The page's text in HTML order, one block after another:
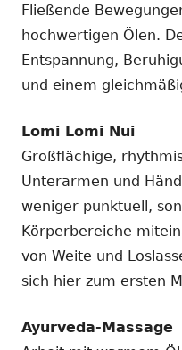
Fließende
hochwertigen Ölen.
Entspannung,
und einem
Lomi Lomi Nui
Großflächige,
Unterarmen und
weniger punktuell,
Körperbereiche
von Weite und
sich hier zum ersten
Ayurveda-Massage